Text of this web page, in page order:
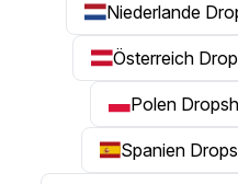
Niederlande
Österreich
Polen
Spanien